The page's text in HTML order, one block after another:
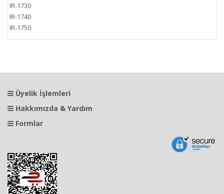
IR-1730
IR-1740
IR-1750
Üyelik İşlemleri
Hakkımızda & Yardım
Formlar